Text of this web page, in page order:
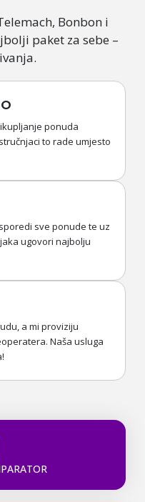
Bonbon i
paket za sebe –
ponuda
to rade umjesto
sve ponude te uz
ugovori najbolju
a mi proviziju
Naša usluga